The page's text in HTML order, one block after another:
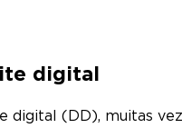
digital
digital (DD), muitas